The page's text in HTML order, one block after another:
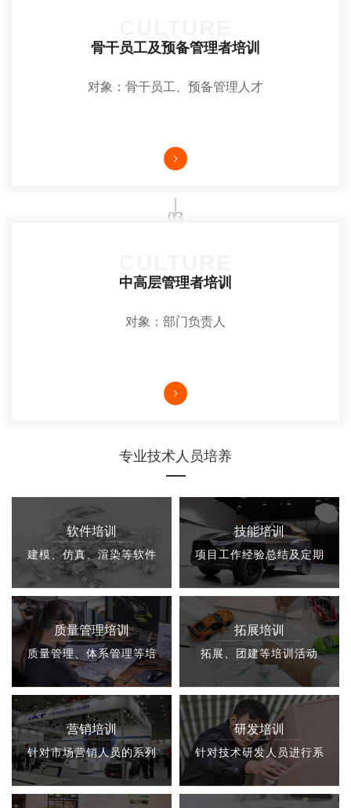
骨干员工及预备管理者培训
对象：骨干员工、预备管理人才
03
中高层管理者培训
对象：部门负责人
专业技术人员培养
软件培训
建模、仿真、渲染等软件
应用培训
技能培训
项目工作经验总结及定期
技术交流
质量管理培训
质量管理、体系管理等培
训
拓展培训
拓展、团建等培训活动
营销培训
针对市场营销人员的系列
培训
研发培训
针对技术研发人员进行系
列培训